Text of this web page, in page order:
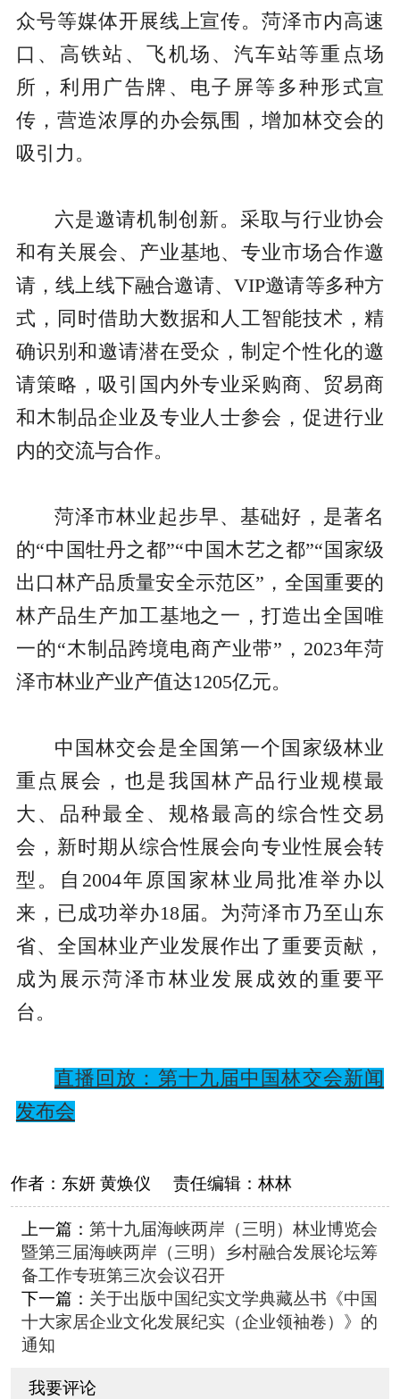
众号等媒体开展线上宣传。菏泽市内高速
口、高铁站、飞机场、汽车站等重点场
所，利用广告牌、电子屏等多种形式宣
传，营造浓厚的办会氛围，增加林交会的
吸引力。
六是邀请机制创新。采取与行业协会
和有关展会、产业基地、专业市场合作邀
请，线上线下融合邀请、VIP邀请等多种方
式，同时借助大数据和人工智能技术，精
确识别和邀请潜在受众，制定个性化的邀
请策略，吸引国内外专业采购商、贸易商
和木制品企业及专业人士参会，促进行业
内的交流与合作。
菏泽市林业起步早、基础好，是著名
的“中国牡丹之都”“中国木艺之都”“国家级
出口林产品质量安全示范区”，全国重要的
林产品生产加工基地之一，打造出全国唯
一的“木制品跨境电商产业带”，2023年菏
泽市林业产业产值达1205亿元。
中国林交会是全国第一个国家级林业
重点展会，也是我国林产品行业规模最
大、品种最全、规格最高的综合性交易
会，新时期从综合性展会向专业性展会转
型。自2004年原国家林业局批准举办以
来，已成功举办18届。为菏泽市乃至山东
省、全国林业产业发展作出了重要贡献，
成为展示菏泽市林业发展成效的重要平
台。
直播回放：第十九届中国林交会新闻
发布会
作者： 东妍 黄焕仪 责任编辑： 林林
上一篇： 第十九届海峡两岸（三明）林业博览会
暨第三届海峡两岸（三明）乡村融合发展论坛筹
备工作专班第三次会议召开 ​
下一篇： 关于出版中国纪实文学典藏丛书《中国
十大家居企业文化发展纪实（企业领袖卷）》的
通知
我要评论